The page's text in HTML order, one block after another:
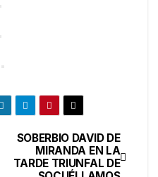
SOBERBIO DAVID DE
MIRANDA EN LA
TARDE TRIUNFAL DE